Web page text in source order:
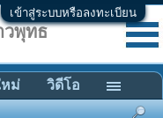
เข้าสู่ระบบหรือลงทะเบียน
พุทธ
หม่ วิดีโอ